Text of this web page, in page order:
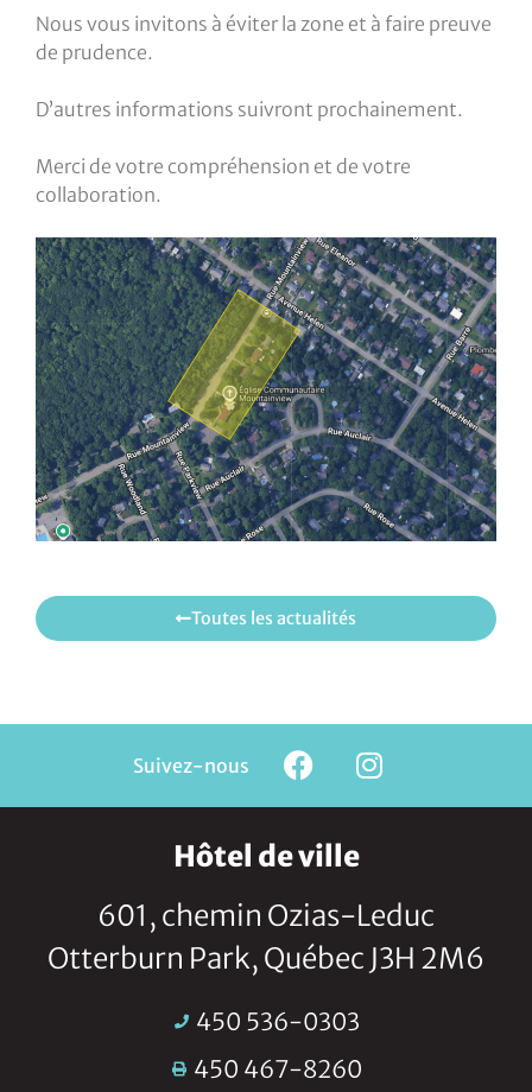
Nous vous invitons à éviter la zone et à faire preuve
de prudence.
D’autres informations suivront prochainement.
Merci de votre compréhension et de votre
collaboration.
Toutes les actualités
Suivez-nous
Hôtel de ville
601, chemin Ozias-Leduc
Otterburn Park, Québec J3H 2M6
450 536-0303
450 467-8260